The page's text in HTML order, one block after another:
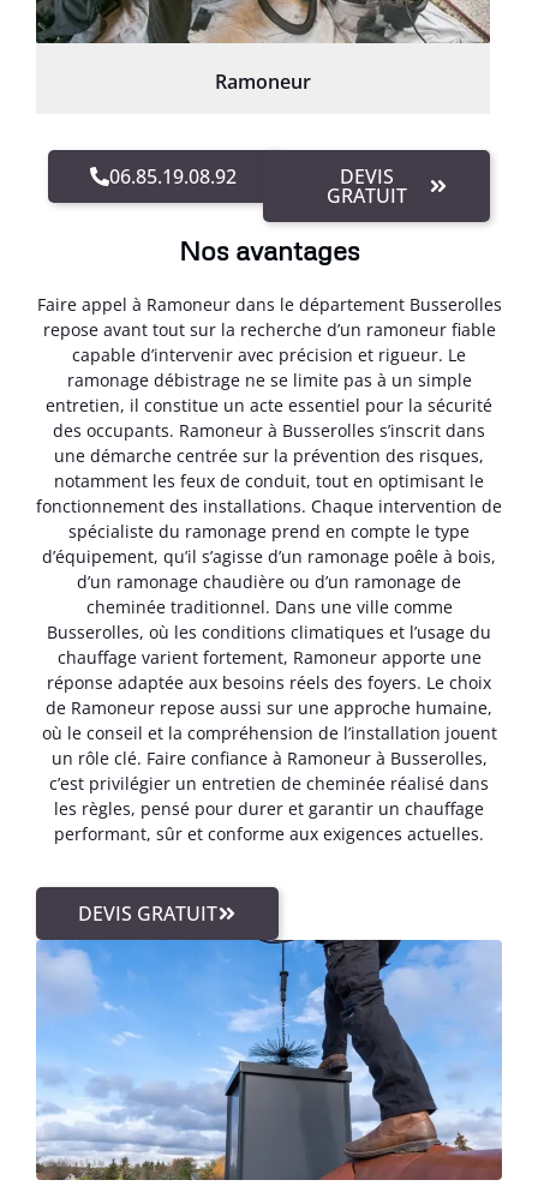
Ramoneur
06.85.19.08.92 DEVIS
GRATUIT
Nos avantages
Faire appel à Ramoneur dans le département Busserolles
repose avant tout sur la recherche d’un ramoneur fiable
capable d’intervenir avec précision et rigueur. Le
ramonage débistrage ne se limite pas à un simple
entretien, il constitue un acte essentiel pour la sécurité
des occupants. Ramoneur à Busserolles s’inscrit dans
une démarche centrée sur la prévention des risques,
notamment les feux de conduit, tout en optimisant le
fonctionnement des installations. Chaque intervention de
spécialiste du ramonage prend en compte le type
d’équipement, qu’il s’agisse d’un ramonage poêle à bois,
d’un ramonage chaudière ou d’un ramonage de
cheminée traditionnel. Dans une ville comme
Busserolles, où les conditions climatiques et l’usage du
chauffage varient fortement, Ramoneur apporte une
réponse adaptée aux besoins réels des foyers. Le choix
de Ramoneur repose aussi sur une approche humaine,
où le conseil et la compréhension de l’installation jouent
un rôle clé. Faire confiance à Ramoneur à Busserolles,
c’est privilégier un entretien de cheminée réalisé dans
les règles, pensé pour durer et garantir un chauffage
performant, sûr et conforme aux exigences actuelles.
DEVIS GRATUIT